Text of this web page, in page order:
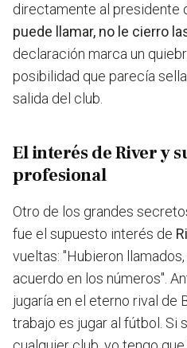
directamente al presidente
puede llamar, no le cierro
declaración marca un
posibilidad que parecía
salida del club.
El interés de River y
profesional
Otro de los grandes
fue el supuesto interés de
vueltas: "Hubieron
acuerdo en los números".
jugaría en el eterno rival de
trabajo es jugar al fútbol. Si